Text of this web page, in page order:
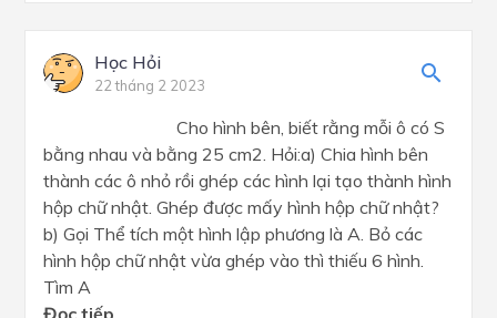
Học Hỏi
22 tháng 2 2023
Cho hình bên, biết rằng mỗi ô có S
bằng nhau và bằng 25 cm2. Hỏi:a) Chia hình bên
thành các ô nhỏ rồi ghép các hình lại tạo thành hình
hộp chữ nhật. Ghép được mấy hình hộp chữ nhật?
b) Gọi Thể tích một hình lập phương là A. Bỏ các
hình hộp chữ nhật vừa ghép vào thì thiếu 6 hình.
Tìm A